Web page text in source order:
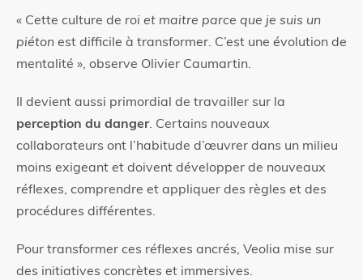
« Cette culture de roi et maitre parce que je suis un
piéton est difficile à transformer. C’est une évolution de
mentalité », observe Olivier Caumartin.
Il devient aussi primordial de travailler sur la
perception du danger. Certains nouveaux
collaborateurs ont l’habitude d’œuvrer dans un milieu
moins exigeant et doivent développer de nouveaux
réflexes, comprendre et appliquer des règles et des
procédures différentes.
Pour transformer ces réflexes ancrés, Veolia mise sur
des initiatives concrètes et immersives.